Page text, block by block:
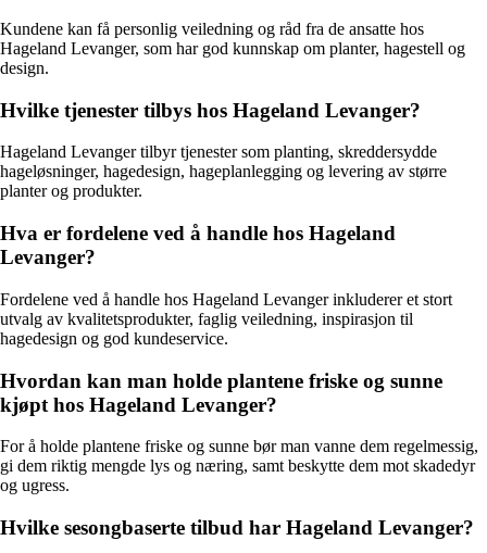
Kundene kan få personlig veiledning og råd fra de ansatte hos
Hageland Levanger, som har god kunnskap om planter, hagestell og
design.
Hvilke tjenester tilbys hos Hageland Levanger?
Hageland Levanger tilbyr tjenester som planting, skreddersydde
hageløsninger, hagedesign, hageplanlegging og levering av større
planter og produkter.
Hva er fordelene ved å handle hos Hageland
Levanger?
Fordelene ved å handle hos Hageland Levanger inkluderer et stort
utvalg av kvalitetsprodukter, faglig veiledning, inspirasjon til
hagedesign og god kundeservice.
Hvordan kan man holde plantene friske og sunne
kjøpt hos Hageland Levanger?
For å holde plantene friske og sunne bør man vanne dem regelmessig,
gi dem riktig mengde lys og næring, samt beskytte dem mot skadedyr
og ugress.
Hvilke sesongbaserte tilbud har Hageland Levanger?